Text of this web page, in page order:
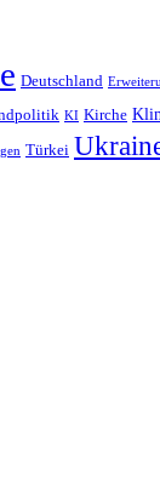
Deutschland
KI Kirche
Türkei